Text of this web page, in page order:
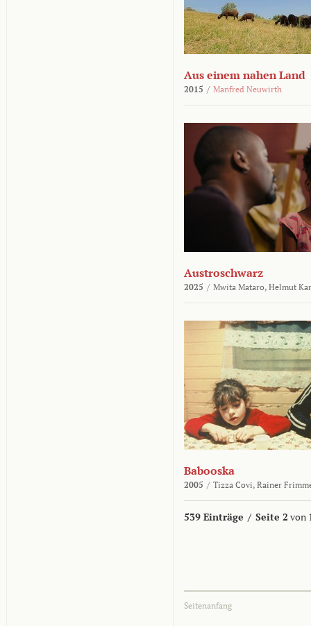
Aus einem nahen Land
2015 / Manfred Neuwirth
Austroschwarz
2025 / Mwita Mataro, Helmut
Babooska
2005 / Tizza Covi, Rainer
539 Einträge / Seite 2 von
Seitenanfang